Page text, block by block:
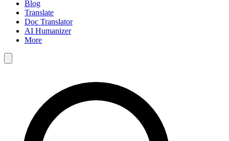
Blog
Translate
Doc Translator
AI Humanizer
More